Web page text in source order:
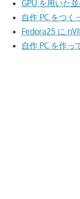
GPU を用いた
自作 PC をつく
Fedora25 に
自作 PC を作っ